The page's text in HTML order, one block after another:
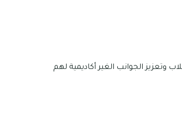
وتعزيز الجوانب الغير أكاديمية لهم